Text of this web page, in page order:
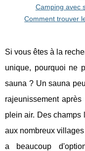
Camping avec
Comment trouver
Si vous êtes à la
unique, pourquoi ne
sauna ? Un sauna
rajeunissement
plein air. Des champs
aux nombreux
a beaucoup